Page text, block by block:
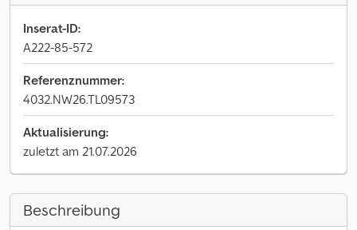
Inserat-ID:
A222-85-572
Referenznummer:
4032.NW26.TL09573
Aktualisierung:
zuletzt am 21.07.2026
Beschreibung